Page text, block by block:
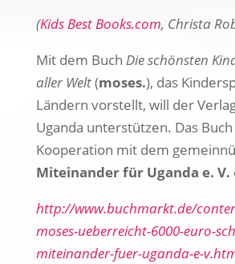
(Kids Best Books.com, Christa
Mit dem Buch Die schönsten
aller Welt(moses.), das
Ländern vorstellt, will der
Uganda unterstützen. Das
Kooperation mit dem
Miteinander für Uganda e. V.
http://www.buchmarkt.de/
moses-ueberreicht-6000-euro-
miteinander-fuer-uganda-e-